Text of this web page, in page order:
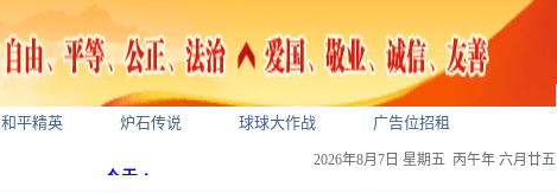
和平精英 炉石传说 球球大作战 广告位招租
2026年8月7日 星期五 丙午年 六月廿五